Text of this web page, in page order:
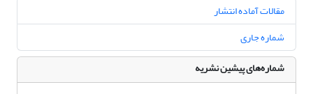
مقالات آماده انتشار
شماره جاری
شماره‌های پیشین نشریه